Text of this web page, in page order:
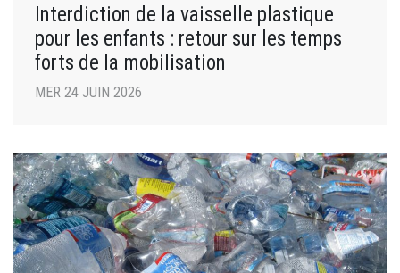
Interdiction de la vaisselle plastique
pour les enfants : retour sur les temps
forts de la mobilisation
MER 24 JUIN 2026